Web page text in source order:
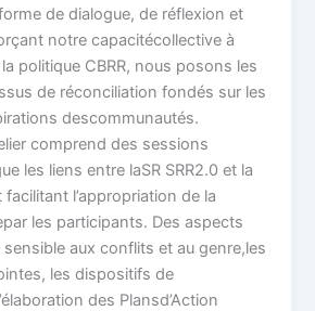
de dialogue, de réflexion et
notre capacitécollective à
politique CBRR, nous posons les
de réconciliation fondés sur les
descommunautés.
comprend des sessions
les liens entre laSR SRR2.0 et la
facilitant l’appropriation de la
les participants. Des aspects
sensible aux conflits et au genre,les
les dispositifs de
des Plansd’Action